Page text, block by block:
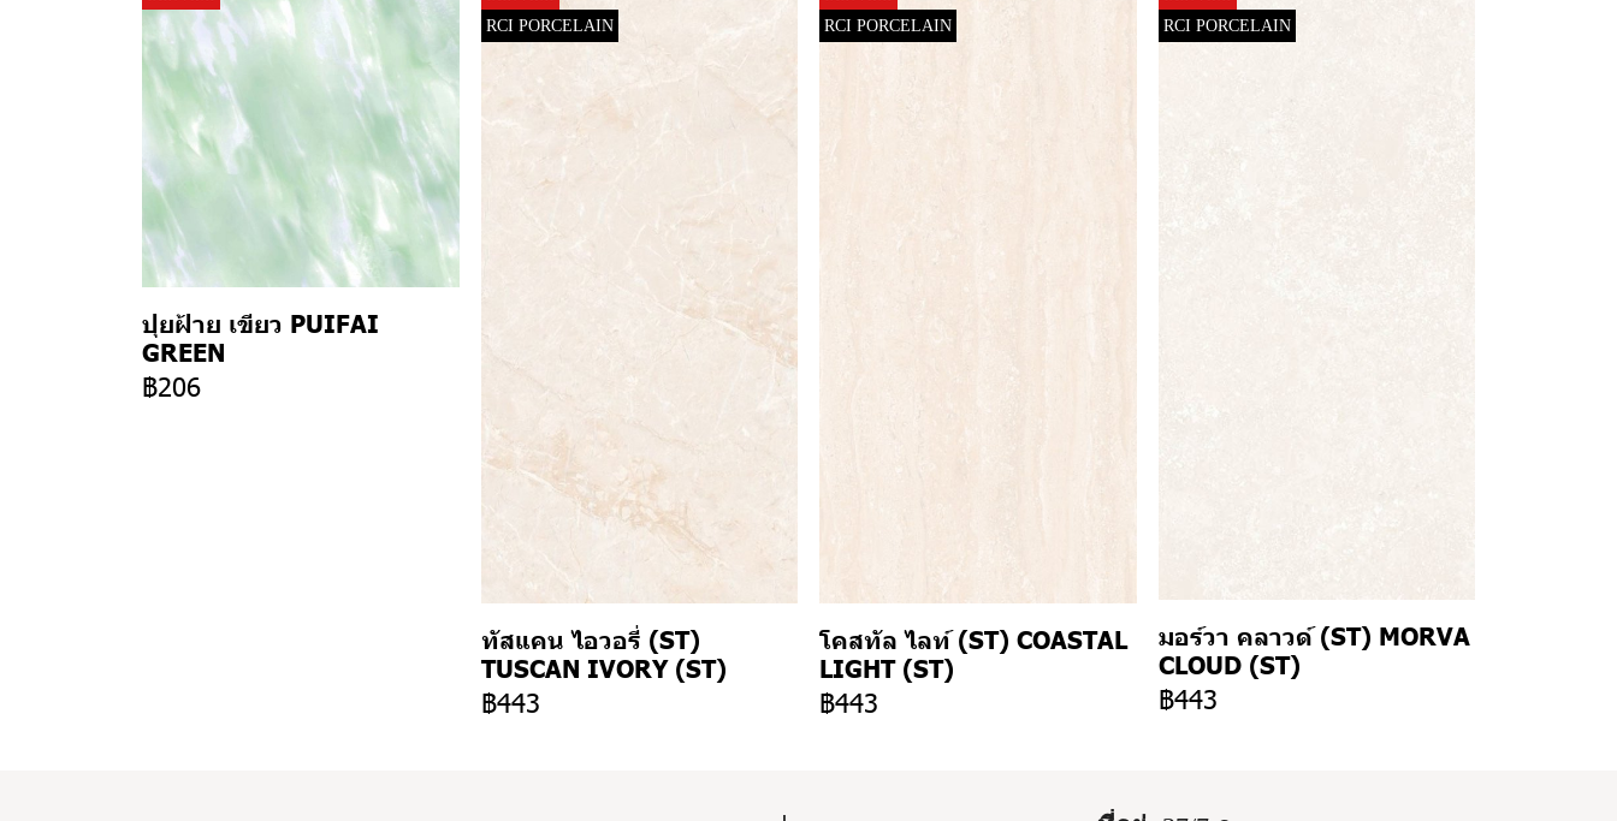
ปุยฝ้าย เขียว PUIFAI
GREEN
฿206
RCI PORCELAIN
ทัสแคน ไอวอรี่ (ST)
TUSCAN IVORY (ST)
฿443
RCI PORCELAIN
โคสทัล ไลท์ (ST) COASTAL
LIGHT (ST)
฿443
RCI PORCELAIN
มอร์วา คลาวด์ (ST) MORVA
CLOUD (ST)
฿443